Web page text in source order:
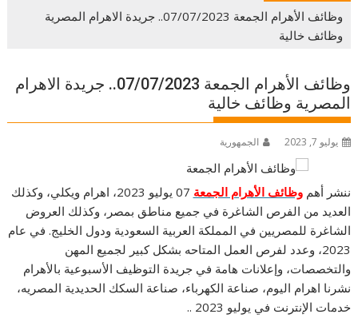
وظائف الأهرام الجمعة 07/07/2023.. جريدة الاهرام المصرية
وظائف خالية
وظائف الأهرام الجمعة 07/07/2023.. جريدة الاهرام
المصرية وظائف خالية
يوليو 7, 2023 الجمهورية
ننشر أهموظائف الأهرام الجمعة
07 يوليو 2023، اهرام ويكلي، وكذلك
العديد من الفرص الشاغرة في جميع مناطق بمصر، وكذلك العروض
الشاغرة للمصريين في المملكة العربية السعودية ودول الخليج. في عام
2023، وعدد لفرص العمل المتاحه بشكل كبير لجميع المهن
والتخصصات، وإعلانات هامة في جريدة التوظيف الأسبوعية بالأهرام
نشرنا اهرام اليوم، صناعة الكهرباء، صناعة السكك الحديدية المصريه،
خدمات الإنترنت في يوليو 2023 ..